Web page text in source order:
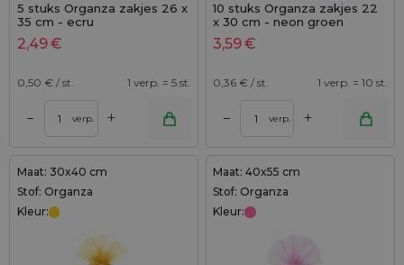
5 stuks Organza zakjes 26 x
35 cm - ecru
2,49€
0,50 € / st. 1 verp. = 5 st.
– verp. +
10 stuks Organza zakjes 22
x 30 cm - neon groen
3,59€
0,36 € / st. 1 verp. = 10 st.
– verp. +
Maat: 30x40 cm
Stof: Organza
Kleur:
Maat: 40x55 cm
Stof: Organza
Kleur: